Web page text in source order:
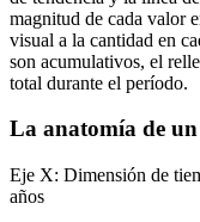
magnitud de cada valor
visual a la cantidad en
son acumulativos, el
total durante el período.
La anatomía de
Eje X: Dimensión de
años